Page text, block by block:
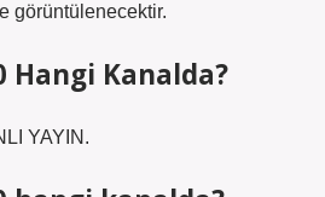
görüntülenecektir.
Hangi Kanalda?
YAYIN.